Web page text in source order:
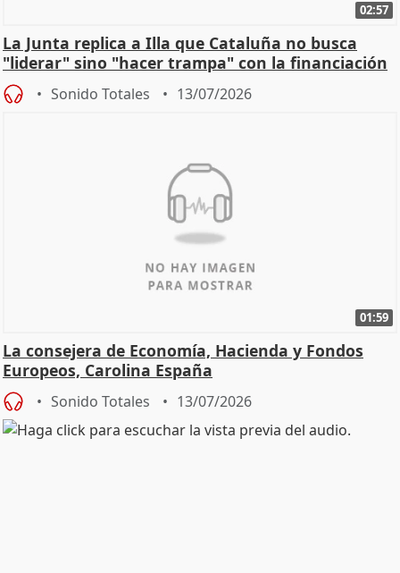
02:57
La Junta replica a Illa que Cataluña no busca
"liderar" sino "hacer trampa" con la financiación
Sonido Totales 13/07/2026
01:59
La consejera de Economía, Hacienda y Fondos
Europeos, Carolina España
Sonido Totales 13/07/2026